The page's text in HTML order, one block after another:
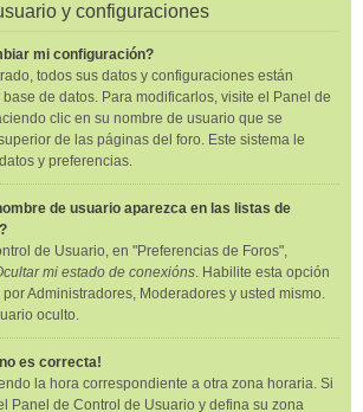
y configuraciones
mi configuración?
todos sus datos y configuraciones están
de datos. Para modificarlos, visite el Panel de
clic en su nombre de usuario que se
de las páginas del foro. Este sistema le
y preferencias.
de usuario aparezca en las listas de
de Usuario, en "Preferencias de Foros",
mi estado de conexións. Habilite esta opción
Administradores, Moderadores y usted mismo.
oculto.
es correcta!
la hora correspondiente a otra zona horaria. Si
Panel de Control de Usuario y defina su zona